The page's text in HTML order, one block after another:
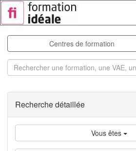
Centres de formation
Rechercher
Recherche détaillée
Vous êtes